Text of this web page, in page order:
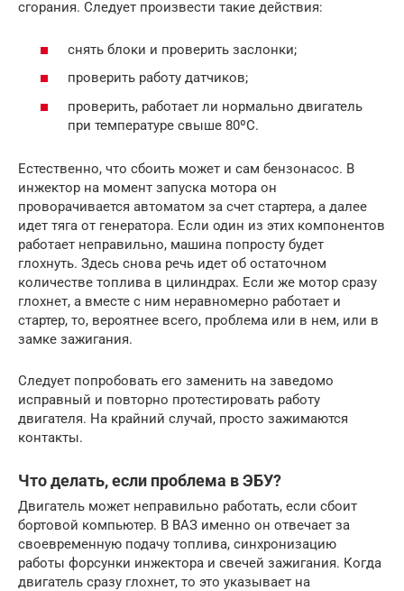
сгорания. Следует произвести такие действия:
снять блоки и проверить заслонки;
проверить работу датчиков;
проверить, работает ли нормально двигатель
при температуре свыше 80ºС.
Естественно, что сбоить может и сам бензонасос. В
инжектор на момент запуска мотора он
проворачивается автоматом за счет стартера, а далее
идет тяга от генератора. Если один из этих компонентов
работает неправильно, машина попросту будет
глохнуть. Здесь снова речь идет об остаточном
количестве топлива в цилиндрах. Если же мотор сразу
глохнет, а вместе с ним неравномерно работает и
стартер, то, вероятнее всего, проблема или в нем, или в
замке зажигания.
Следует попробовать его заменить на заведомо
исправный и повторно протестировать работу
двигателя. На крайний случай, просто зажимаются
контакты.
Что делать, если проблема в ЭБУ?
Двигатель может неправильно работать, если сбоит
бортовой компьютер. В ВАЗ именно он отвечает за
своевременную подачу топлива, синхронизацию
работы форсунки инжектора и свечей зажигания. Когда
двигатель сразу глохнет, то это указывает на